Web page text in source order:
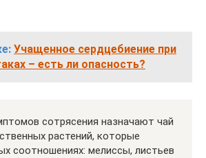
Учащенное сердцебиение при
– есть ли опасность?
сотрясения назначают чай
растений, которые
соотношениях: мелиссы, листьев